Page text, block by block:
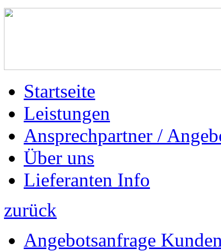
Startseite
Leistungen
Ansprechpartner /
Über uns
Lieferanten Info
zurück
Angebotsanfrage